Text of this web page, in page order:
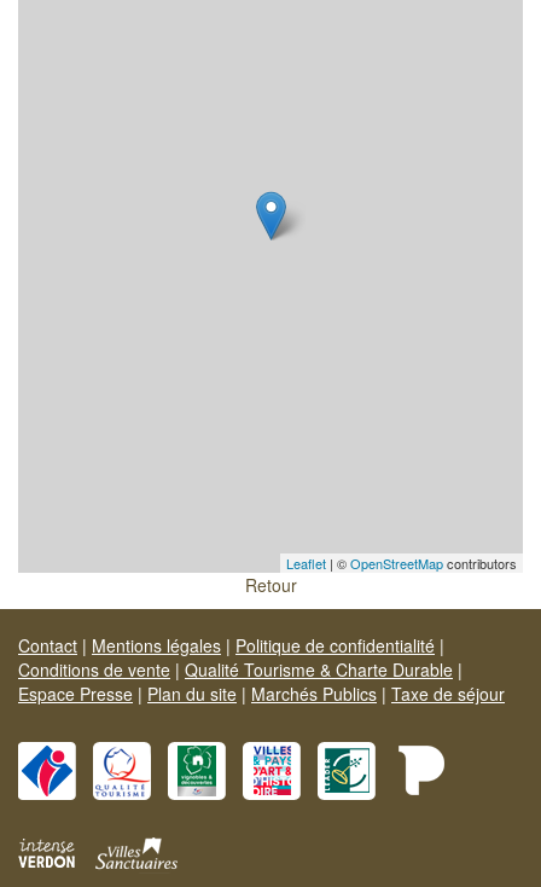
Leaflet | ©OpenStreetMapcontributors
Retour
Contact | Mentions légales | Politique de confidentialité |
Conditions de vente | Qualité Tourisme & Charte Durable |
Espace Presse | Plan du site | Marchés Publics | Taxe de séjour